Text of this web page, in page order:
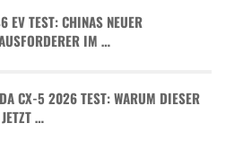
EV TEST: CHINAS NEUER
IM …
CX-5 2026 TEST: WARUM DIESER
…